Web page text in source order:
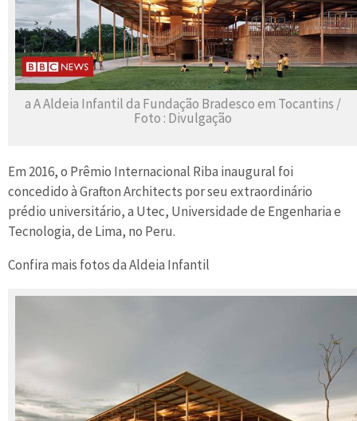
a A Aldeia Infantil da Fundação Bradesco em Tocantins /
Foto : Divulgação
Em 2016, o Prêmio Internacional Riba inaugural foi
concedido à Grafton Architects por seu extraordinário
prédio universitário, a Utec, Universidade de Engenharia e
Tecnologia, de Lima, no Peru.
Confira mais fotos da Aldeia Infantil